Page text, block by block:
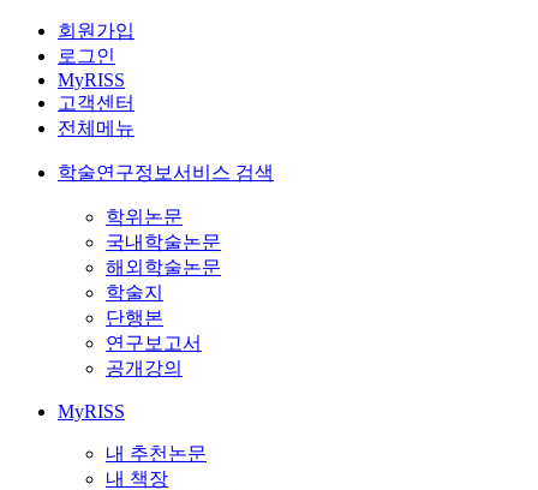
회원가입
로그인
MyRISS
고객센터
전체메뉴
학술연구정보서비스 검색
학위논문
국내학술논문
해외학술논문
학술지
단행본
연구보고서
공개강의
MyRISS
내 추천논문
내 책장